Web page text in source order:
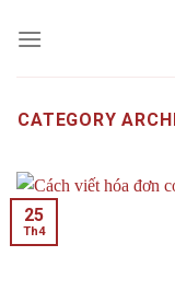
CATEGORY
25
Th4